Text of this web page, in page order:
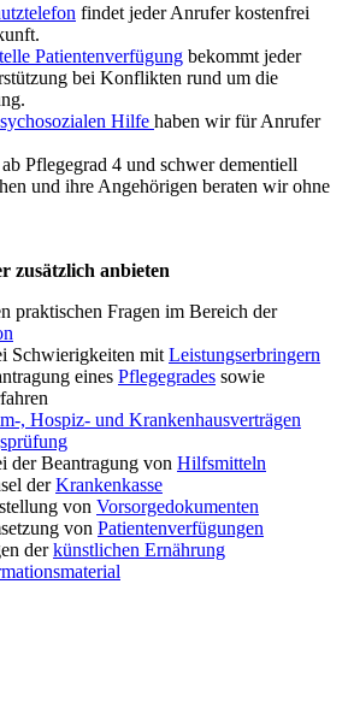
findet jeder Anrufer kostenfrei
Patientenverfügung bekommt jeder
bei Konflikten rund um die
Hilfe haben wir für Anrufer
Pflegegrad 4 und schwer dementiell
und ihre Angehörigen beraten wir ohne
zusätzlich anbieten
praktischen Fragen im Bereich der
Schwierigkeiten mit Leistungserbringern
eines Pflegegrades sowie
, Hospiz- und Krankenhausverträgen
der Beantragung von Hilfsmitteln
derKrankenkasse
von Vorsorgedokumenten
von Patientenverfügungen
derkünstlichen Ernährung